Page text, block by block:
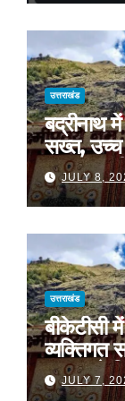
समर्थन
उत्तराखंड
बद्रीनाथ
सख्त, उच्च
JULY 8,
उत्तराखंड
बीकेटीसी
व्यक्तिगत
प्रभाव से
गठित
JULY 7,